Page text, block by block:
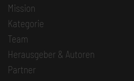
Mission
Kategorie
Team
Herausgeber & Autoren
Partner